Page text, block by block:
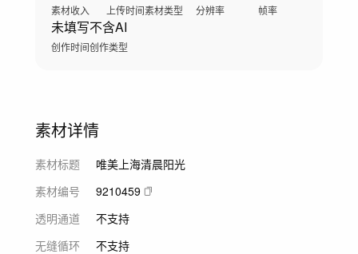
素材收入 上传时间素材类型 分辨率 帧率
未填写
创作时间
不含AI
创作类型
素材详情
素材标题
唯美上海清晨阳光
素材编号
9210459
透明通道
不支持
无缝循环
不支持